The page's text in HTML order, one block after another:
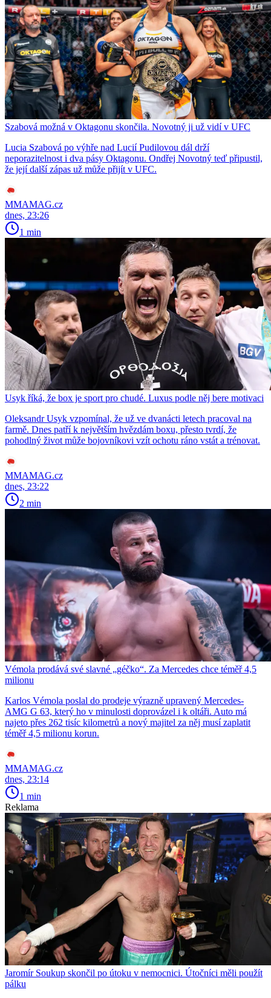
Szabová možná v Oktagonu skončila. Novotný ji už vidí v UFC
Lucia Szabová po výhře nad Lucií Pudilovou dál drží
neporazitelnost i dva pásy Oktagonu. Ondřej Novotný teď připustil,
že její další zápas už může přijít v UFC.
MMAMAG.cz
dnes, 23:26
1 min
Usyk říká, že box je sport pro chudé. Luxus podle něj bere motivaci
Oleksandr Usyk vzpomínal, že už ve dvanácti letech pracoval na
farmě. Dnes patří k největším hvězdám boxu, přesto tvrdí, že
pohodlný život může bojovníkovi vzít ochotu ráno vstát a trénovat.
MMAMAG.cz
dnes, 23:22
2 min
Vémola prodává své slavné „géčko“. Za Mercedes chce téměř 4,5
milionu
Karlos Vémola poslal do prodeje výrazně upravený Mercedes-
AMG G 63, který ho v minulosti doprovázel i k oltáři. Auto má
najeto přes 262 tisíc kilometrů a nový majitel za něj musí zaplatit
téměř 4,5 milionu korun.
MMAMAG.cz
dnes, 23:14
1 min
Reklama
Jaromír Soukup skončil po útoku v nemocnici. Útočníci měli použít
pálku